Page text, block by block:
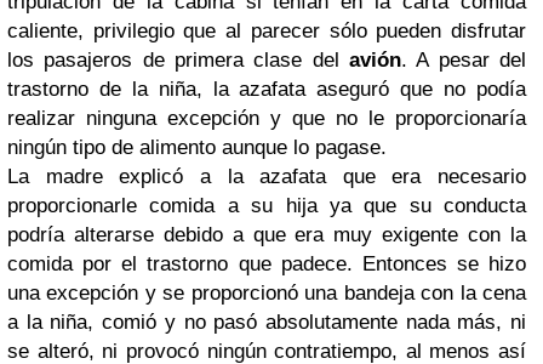
caliente, privilegio que al parecer sólo pueden disfrutar
los pasajeros de primera clase del avión. A pesar del
trastorno de la niña, la azafata aseguró que no podía
realizar ninguna excepción y que no le proporcionaría
ningún tipo de alimento aunque lo pagase.
La madre explicó a la azafata que era necesario
proporcionarle comida a su hija ya que su conducta
podría alterarse debido a que era muy exigente con la
comida por el trastorno que padece. Entonces se hizo
una excepción y se proporcionó una bandeja con la cena
a la niña, comió y no pasó absolutamente nada más, ni
se alteró, ni provocó ningún contratiempo, al menos así